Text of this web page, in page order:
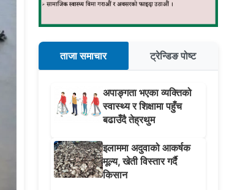
ताजा समाचार ट्रेन्डिङ पोष्ट
अपाङ्गता भएका व्यक्तिको
स्वास्थ्य र शिक्षामा पहुँच
बढाउँदै तेह्रथुम
इलाममा अदुवाको आकर्षक
मूल्य, खेती विस्तार गर्दै
किसान